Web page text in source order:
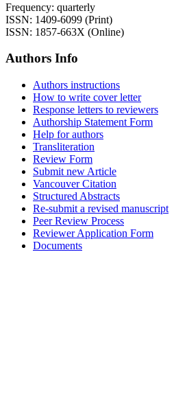
Frequency: quarterly
ISSN: 1409-6099 (Print)
ISSN: 1857-663X (Online)
Authors Info
Authors instructions
How to write cover letter
Response letters to reviewers
Authorship Statement Form
Help for authors
Transliteration
Review Form
Submit new Article
Vancouver Citation
Structured Abstracts
Re-submit a revised manuscript
Peer Review Process
Reviewer Application Form
Documents